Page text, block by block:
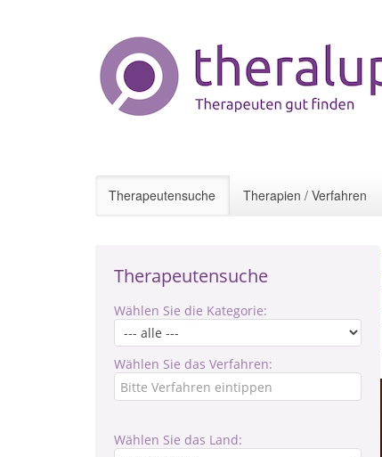
Therapeutensuche Therapien / Verfahren
Therapeutensuche
Wählen Sie die Kategorie:
Wählen Sie das Verfahren:
Wählen Sie das Land: